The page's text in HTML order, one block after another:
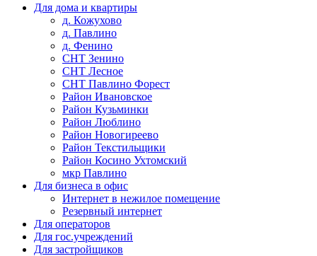
Для дома и квартиры
д. Кожухово
д. Павлино
д. Фенино
СНТ Зенино
СНТ Лесное
СНТ Павлино Форест
Район Ивановское
Район Кузьминки
Район Люблино
Район Новогиреево
Район Текстильщики
Район Косино Ухтомский
мкр Павлино
Для бизнеса в офис
Интернет в нежилое помещение
Резервный интернет
Для операторов
Для гос.учреждений
Для застройщиков